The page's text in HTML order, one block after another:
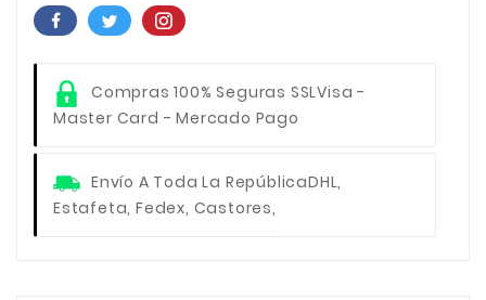
Compras 100% Seguras SSLVisa -
Master Card - Mercado Pago
Envío A Toda La RepúblicaDHL,
Estafeta, Fedex, Castores,